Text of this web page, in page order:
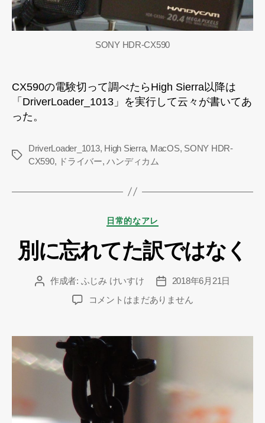
き
い
SONY HDR-CX590
CX590の電験切って調べたらHigh Sierra以降は
「DriverLoader_1013」を実行して云々が書いてあ
った。
タ
DriverLoader_1013, High Sierra, MacOS, SONY HDR-
CX590, ドライバー,ハンディカム
カ
ゴ
リ
日常的なアレ
別に忘れてた訳ではなく
投 作成者: ふじみ けいすけ
投
稿
日
2018年6月21日
別
れ
訳
で
は
コメントはまだありません